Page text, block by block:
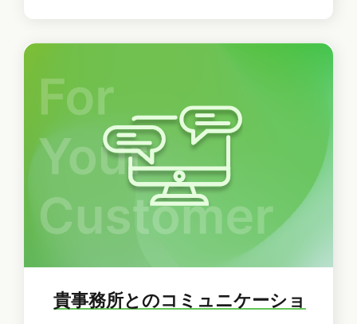
貴事務所とのコミュニケーショ